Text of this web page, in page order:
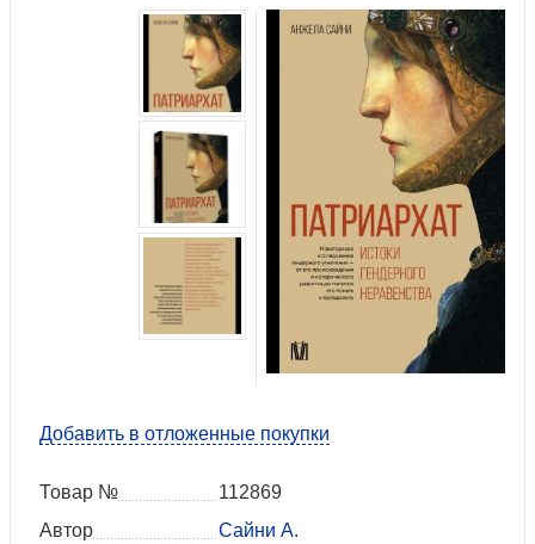
Добавить в отложенные покупки
Товар №
112869
Автор
Сайни А.